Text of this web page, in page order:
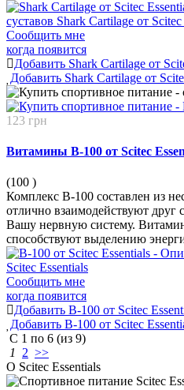
Сообщить мне
когда появится
Добавить Shark Cartilage от
Добавить Shark Cartilage от
123 грн
Витамины B-100 от Scitec
(100 )
Комплекс B-100 составлен из
отлично взаимодействуют
Вашу нервную систему.
способствуют выделению
Сообщить мне
когда появится
Добавить B-100 от Scitec
Добавить B-100 от Scitec
С 1 по 6 (из 9)
1 2 >>
О Scitec Essentials